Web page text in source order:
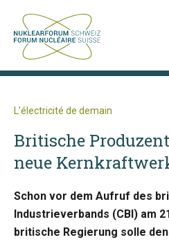
L’électricité de demain
Britische
neue
Schon vor dem Aufruf des
Industrieverbands (CBI) am
britische Regierung solle